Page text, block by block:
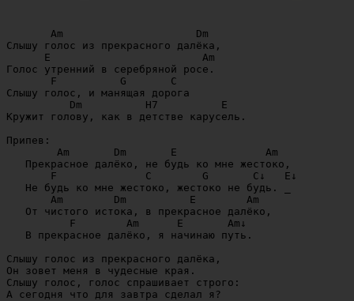
       Am                     Dm
Слышу голос из прекрасного далёка,
      E                        Am
Голос утренний в серебряной росе.
       F          G       C
Слышу голос, и манящая дорога
          Dm          H7          E
Кружит голову, как в детстве карусель.
Припев:
        Am       Dm       E              Am
   Прекрасное далёко, не будь ко мне жестоко,
       F              C        G       C↓   E↓
   Не будь ко мне жестоко, жестоко не будь. _
       Am        Dm          E        Am
   От чистого истока, в прекрасное далёко,
          F        Am      E       Am↓
   В прекрасное далёко, я начинаю путь.
Слышу голос из прекрасного далёка,
Он зовет меня в чудесные края.
Слышу голос, голос спрашивает строго:
А сегодня что для завтра сделал я?